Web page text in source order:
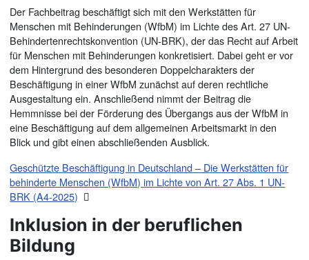
Der Fachbeitrag beschäftigt sich mit den Werkstätten für
Menschen mit Behinderungen (WfbM) im Lichte des Art. 27 UN-
Behindertenrechtskonvention (UN-BRK), der das Recht auf Arbeit
für Menschen mit Behinderungen konkretisiert. Dabei geht er vor
dem Hintergrund des besonderen Doppelcharakters der
Beschäftigung in einer WfbM zunächst auf deren rechtliche
Ausgestaltung ein. Anschließend nimmt der Beitrag die
Hemmnisse bei der Förderung des Übergangs aus der WfbM in
eine Beschäftigung auf dem allgemeinen Arbeitsmarkt in den
Blick und gibt einen abschließenden Ausblick.
Geschützte Beschäftigung in Deutschland – Die Werkstätten für
behinderte Menschen (WfbM) im Lichte von Art. 27 Abs. 1 UN-
BRK (A4-2025)
Inklusion in der beruflichen
Bildung